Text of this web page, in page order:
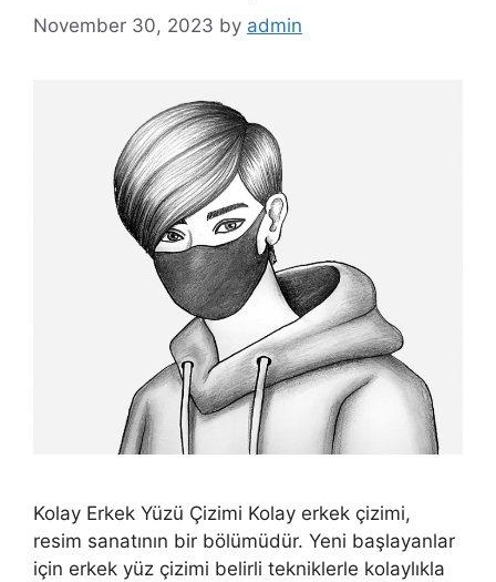
November 30, 2023 by admin
Kolay Erkek Yüzü Çizimi Kolay erkek çizimi,
resim sanatının bir bölümüdür. Yeni başlayanlar
için erkek yüz çizimi belirli tekniklerle kolaylıkla